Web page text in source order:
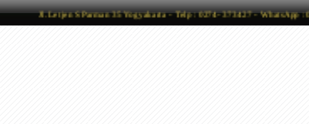
Jl. Letjen S Parman 35 Yogyakarta - Telp : 0274- 373427 - WhatsApp